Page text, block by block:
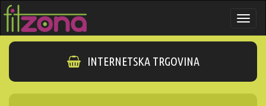
INTERNETSKA TRGOVINA